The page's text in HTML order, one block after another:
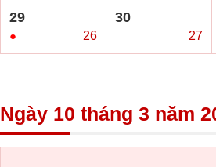
29
● 26
30
27
Ngày 10 tháng 3 năm